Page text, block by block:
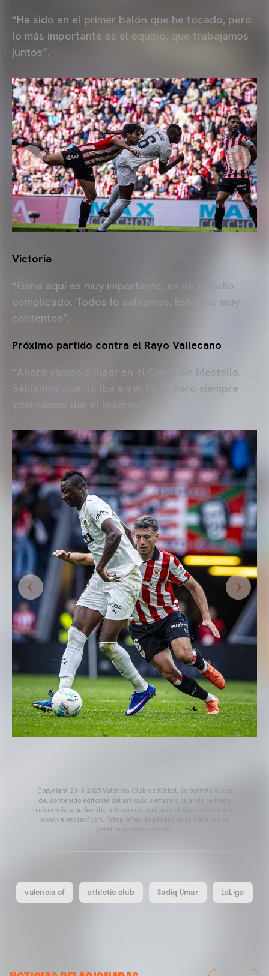
“Ha sido en el primer balón que he tocado, pero
lo más importante es el equipo, que trabajamos
juntos”.
Victoria
“Gana aquí es muy importante, en un estadio
complicado. Todos lo sabíamos. Estamos muy
contentos”.
Próximo partido contra el Rayo Vallecano
“Ahora vamos a jugar en el Camp de Mestalla.
Sabíamos que no iba a ser fácil, pero siempre
Copyright 2013-2025 Valencia Club de Fútbol. Se permite el uso
del contenido editorial del artículo siempre y cuando se haga
referencia a su fuente, además de contener el siguiente enlace:
www.valenciacf.com. Fotografías de Lázaro de la Peña, no se
permite su reutilización.
valencia cf athletic club Sadiq Umar LaLiga